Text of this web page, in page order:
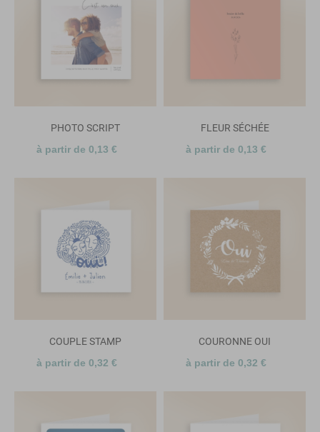
PHOTO SCRIPT
à partir de 0,13 €
FLEUR SÉCHÉE
à partir de 0,13 €
COUPLE STAMP
à partir de 0,32 €
COURONNE OUI
à partir de 0,32 €